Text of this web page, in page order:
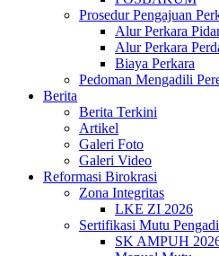
Prosedur Pengajuan
Alur Perkara
Alur Perkara
Biaya Perkara
Pedoman Mengadili
Berita
Berita Terkini
Artikel
Galeri Foto
Galeri Video
Reformasi Birokrasi
Zona Integritas
LKE ZI 2026
Sertifikasi Mutu
SK AMPUH